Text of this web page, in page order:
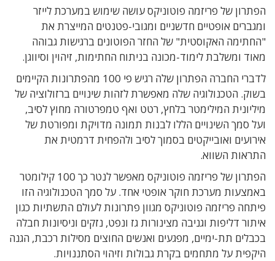
הפתרון של פריזמה פוטוניקס עושה שימוש במערכת לייזר
ומגברים אופטיים חדשניים ומגובי-פטנטים המייצרת את
"החתימה האקוסטית" של החזר הפוטונים ברגישות גבוהה
מאוד ומשלבת לימוד-מכונה בניתוח החתימות, זיהוין וסיווגן.
לדברי החברה הפתרון שלה רגיש פי 100 מהפתרונות הקיימים
בשוק. הטכנולוגיה שלה מאפשרת לזהות שינויים ברזולוציה של
מיליונית המילימטר בלחץ, רטט ואף טמפרטורה מחוץ לסיב,
ועל סמך השינויים הללו לבנות תמונה מדויקת ומפורטת של
אירועים ואובייקטים בסמוך לסיב ולהפחית דרמטית את
התראות השווא.
הפתרון של פריזמה פוטוניקס מאפשר לנטר כך 100 קילומטר
באמצעות מערכת חוקר אופטי אחד. על סמך הטכנולוגיה הזו
פיתחה פריזמה פוטוניקס מגוון פתרונות לעולם התשתיות כגון
איתור דליפות וגניבה מצינורות גז ונפט, נזקים וניסיונות חבלה
בכבלים תת-ימיים, מפגעים ואנשים החוצים מסילות רכבת, הגנה
היקפית על מתחמים בקרת גבולות וזיהוי הסתננויות.